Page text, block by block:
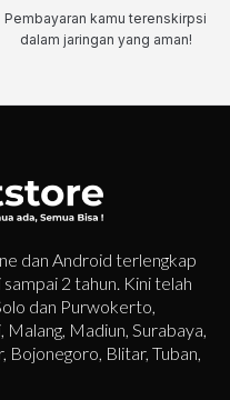
Pembayaran kamu terenskirpsi
dalam jaringan yang aman!
dan Android terlengkap
2 tahun. Kini telah
dan Purwokerto,
Malang, Madiun, Surabaya,
Bojonegoro, Blitar, Tuban,